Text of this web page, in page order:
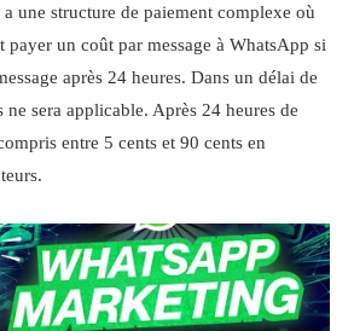
une structure de paiement complexe où
payer un coût par message à WhatsApp si
après 24 heures. Dans un délai de
ne sera applicable. Après 24 heures de
entre 5 cents et 90 cents en